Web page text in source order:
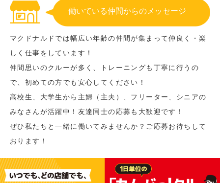
働いている仲間からのメッセージ
マクドナルドでは幅広い年齢の仲間が集まって仲良く・楽
しく仕事をしています！
仲間思いのクルーが多く、トレーニングも丁寧に行うの
で、初めての方でも安心してください！
高校生、大学生から主婦（主夫）、フリーター、シニアの
みなさんが活躍中！友達同士の応募も大歓迎です！
ぜひ私たちと一緒に働いてみませんか？ご応募お待ちして
おります！